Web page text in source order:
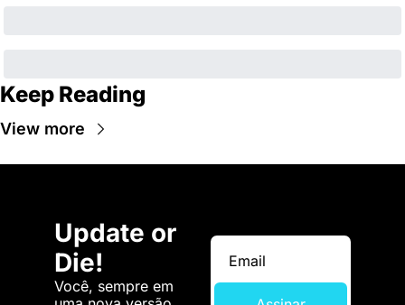
Keep Reading
View more
Update or
Die!
Você, sempre em